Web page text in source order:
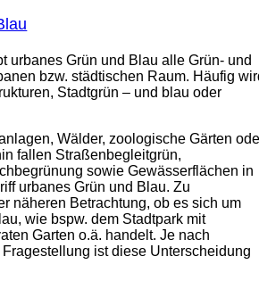
urbanes Grün und Blau alle Grün- und
bzw. städtischen Raum. Häufig
Stadtgrün – und blau oder
Wälder, zoologische Gärten
fallen Straßenbegleitgrün,
sowie Gewässerflächen in
urbanes Grün und Blau. Zu
näheren Betrachtung, ob es sich um
wie bspw. dem Stadtpark mit
Garten o.ä. handelt. Je nach
ist diese Unterscheidung